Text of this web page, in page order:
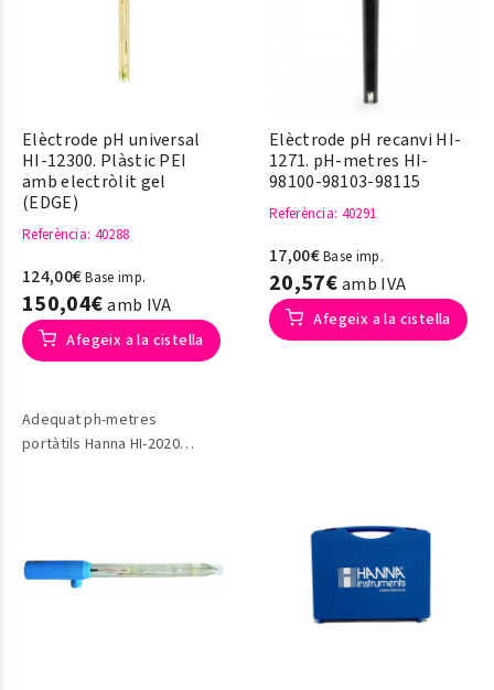
Elèctrode pH universal
HI-12300. Plàstic PEI
amb electròlit gel
(EDGE)
Referència: 40288
124,00€Base imp.
150,04€amb IVA
Afegeix a la cistella
Adequat ph-metres
portàtils Hanna HI-2020
Elèctrode pH recanvi HI-
1271. pH-metres HI-
98100-98103-98115
Referència: 40291
17,00€Base imp.
20,57€amb IVA
Afegeix a la cistella